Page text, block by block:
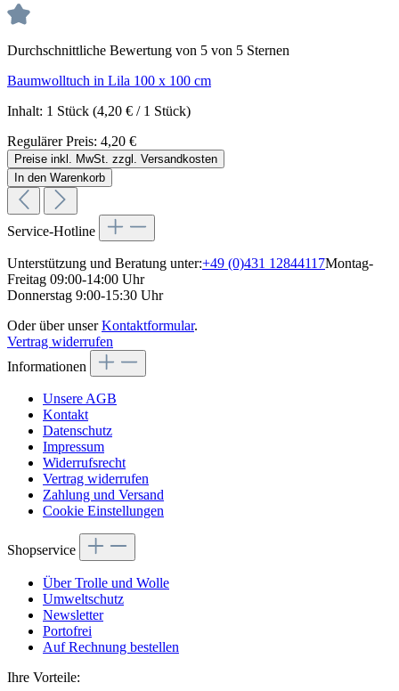
Durchschnittliche Bewertung von 5 von 5 Sternen
Baumwolltuch in Lila 100 x 100 cm
Inhalt: 1 Stück (4,20 € / 1 Stück)
Regulärer Preis: 4,20 €
Preise inkl. MwSt. zzgl. Versandkosten
In den Warenkorb
Service-Hotline
Unterstützung und Beratung unter:+49 (0)431 12844117Montag-
Freitag 09:00-14:00 Uhr
Donnerstag 9:00-15:30 Uhr
Oder über unserKontaktformular.
Vertrag widerrufen
Informationen
Unsere AGB
Kontakt
Datenschutz
Impressum
Widerrufsrecht
Vertrag widerrufen
Zahlung und Versand
Cookie Einstellungen
Shopservice
Über Trolle und Wolle
Umweltschutz
Newsletter
Portofrei
Auf Rechnung bestellen
Ihre Vorteile: